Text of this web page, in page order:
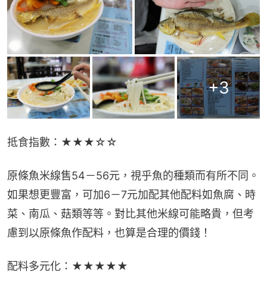
+3
抵食指數：★★★☆☆
原條魚米線售54－56元，視乎魚的種類而有所不同。
如果想更豐富，可加6－7元加配其他配料如魚腐、時
菜、南瓜、菇類等等。對比其他米線可能略貴，但考
慮到以原條魚作配料，也算是合理的價錢！
配料多元化：★★★★★